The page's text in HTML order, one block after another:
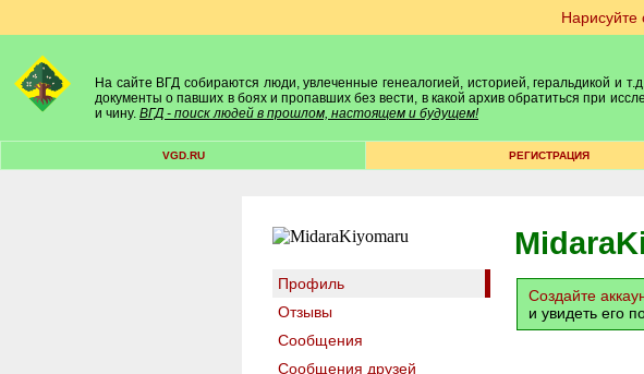
Нарисуйте
На сайте ВГД собираются люди, увлеченные генеалогией, историей, геральдикой и
документы о павших в боях и пропавших без вести, в какой архив обратиться при
и чину. ВГД - поиск людей в прошлом, настоящем и будущем!
VGD.RU РЕГИСТРАЦИЯ
Профиль
Отзывы
Сообщения
Сообщения друзей
Создайте
и увидеть его